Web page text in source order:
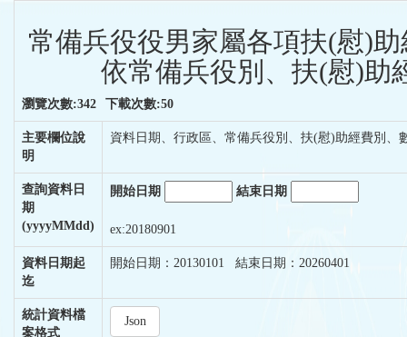
常備兵役役男家屬各項扶(慰)
依常備兵役別、扶(慰)助
瀏覽次數:342 下載次數:50
主要欄位說
明
資料日期、行政區、常備兵役別、扶(慰)助經費別、
查詢資料日
期
(yyyyMMdd)
開始日期 結束日期
ex:20180901
資料日期起
迄
開始日期：20130101 結束日期：20260401
統計資料檔
案格式
Json